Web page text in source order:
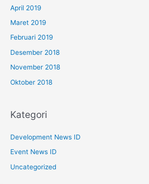
April 2019
Maret 2019
Februari 2019
Desember 2018
November 2018
Oktober 2018
Kategori
Development News ID
Event News ID
Uncategorized